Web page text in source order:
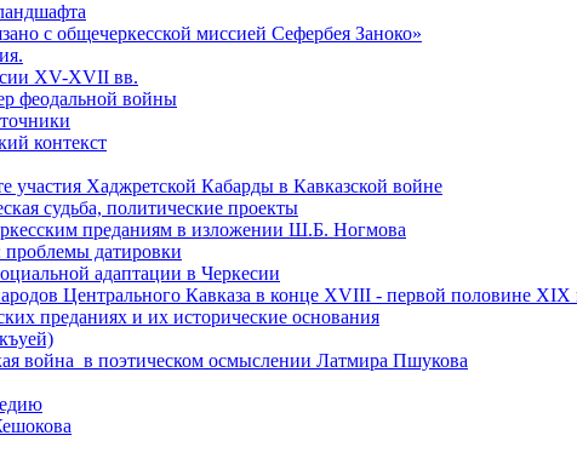
с общечеркесской миссией Сефербея Заноко»
XV-XVII вв.
феодальной войны
контекст
Хаджретской Кабарды в Кавказской войне
судьба, политические проекты
преданиям в изложении Ш.Б. Ногмова
проблемы датировки
адаптации в Черкесии
Центрального Кавказа в конце XVIII - первой половине
преданиях и их исторические основания
война в поэтическом осмыслении Латмира Пшукова